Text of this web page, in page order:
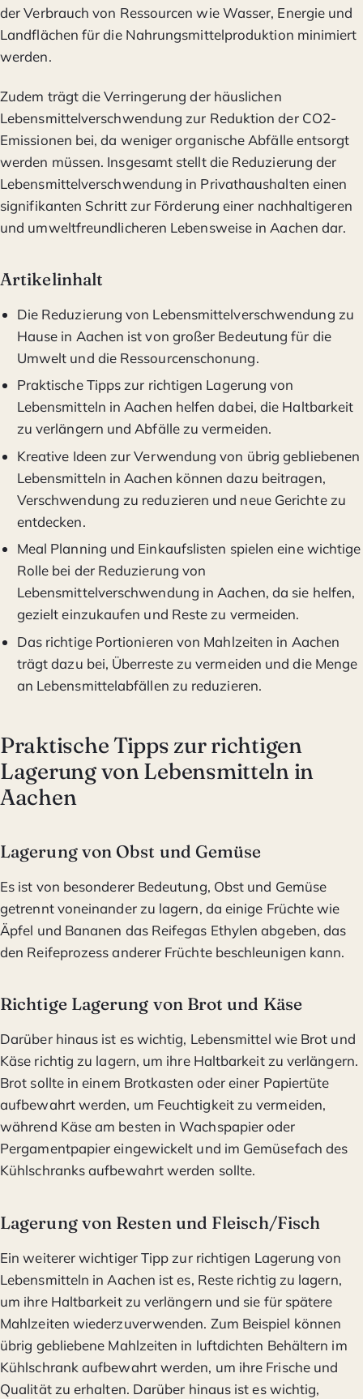
der Verbrauch von Ressourcen wie Wasser, Energie und
Landflächen für die Nahrungsmittelproduktion minimiert
werden.
Zudem trägt die Verringerung der häuslichen
Lebensmittelverschwendung zur Reduktion der CO2-
Emissionen bei, da weniger organische Abfälle entsorgt
werden müssen. Insgesamt stellt die Reduzierung der
Lebensmittelverschwendung in Privathaushalten einen
signifikanten Schritt zur Förderung einer nachhaltigeren
und umweltfreundlicheren Lebensweise in Aachen dar.
Artikelinhalt
Die Reduzierung von Lebensmittelverschwendung zu
Hause in Aachen ist von großer Bedeutung für die
Umwelt und die Ressourcenschonung.
Praktische Tipps zur richtigen Lagerung von
Lebensmitteln in Aachen helfen dabei, die Haltbarkeit
zu verlängern und Abfälle zu vermeiden.
Kreative Ideen zur Verwendung von übrig gebliebenen
Lebensmitteln in Aachen können dazu beitragen,
Verschwendung zu reduzieren und neue Gerichte zu
entdecken.
Meal Planning und Einkaufslisten spielen eine wichtige
Rolle bei der Reduzierung von
Lebensmittelverschwendung in Aachen, da sie helfen,
gezielt einzukaufen und Reste zu vermeiden.
Das richtige Portionieren von Mahlzeiten in Aachen
trägt dazu bei, Überreste zu vermeiden und die Menge
an Lebensmittelabfällen zu reduzieren.
Praktische Tipps zur richtigen
Lagerung von Lebensmitteln in
Aachen
Lagerung von Obst und Gemüse
Es ist von besonderer Bedeutung, Obst und Gemüse
getrennt voneinander zu lagern, da einige Früchte wie
Äpfel und Bananen das Reifegas Ethylen abgeben, das
den Reifeprozess anderer Früchte beschleunigen kann.
Richtige Lagerung von Brot und Käse
Darüber hinaus ist es wichtig, Lebensmittel wie Brot und
Käse richtig zu lagern, um ihre Haltbarkeit zu verlängern.
Brot sollte in einem Brotkasten oder einer Papiertüte
aufbewahrt werden, um Feuchtigkeit zu vermeiden,
während Käse am besten in Wachspapier oder
Pergamentpapier eingewickelt und im Gemüsefach des
Kühlschranks aufbewahrt werden sollte.
Lagerung von Resten und Fleisch/Fisch
Ein weiterer wichtiger Tipp zur richtigen Lagerung von
Lebensmitteln in Aachen ist es, Reste richtig zu lagern,
um ihre Haltbarkeit zu verlängern und sie für spätere
Mahlzeiten wiederzuverwenden. Zum Beispiel können
übrig gebliebene Mahlzeiten in luftdichten Behältern im
Kühlschrank aufbewahrt werden, um ihre Frische und
Qualität zu erhalten. Darüber hinaus ist es wichtig,